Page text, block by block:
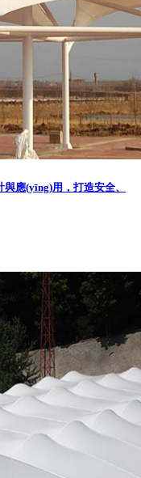
應(yīng)用，打造安全、